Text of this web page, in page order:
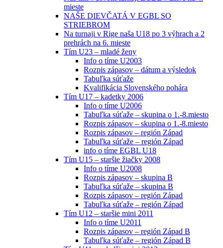
mieste
NAŠE DIEVČATÁ V EGBL SO
STRIEBROM
Na turnaji v Rige naša U18 po 3 výhrach a 2
prehrách na 6. mieste
Tím U23 – mladé ženy
Info o tíme U2003
Rozpis zápasov – dátum a výsledok
Tabuľka súťaže
Kvalifikácia Slovenského pohára
Tím U17 – kadetky 2006
Info o tíme U2006
Tabuľka súťaže – skupina o 1.-8.miesto
Rozpis zápasov – skupina o 1.-8.miesto
Rozpis zápasov – región Západ
Tabuľka súťaže – región Západ
info o tíme EGBL U18
Tím U15 – staršie žiačky 2008
Info o tíme U2008
Rozpis zápasov – skupina B
Tabuľka súťaže – skupina B
Rozpis zápasov – región Západ
Tabuľka súťaže – región Západ
Tím U12 – staršie mini 2011
Info o tíme U2011
Rozpis zápasov – región Západ B
Tabuľka súťaže – región Západ B